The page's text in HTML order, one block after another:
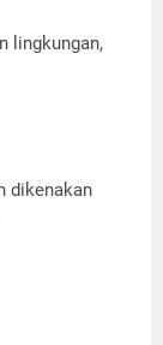
lingkungan,
dikenakan